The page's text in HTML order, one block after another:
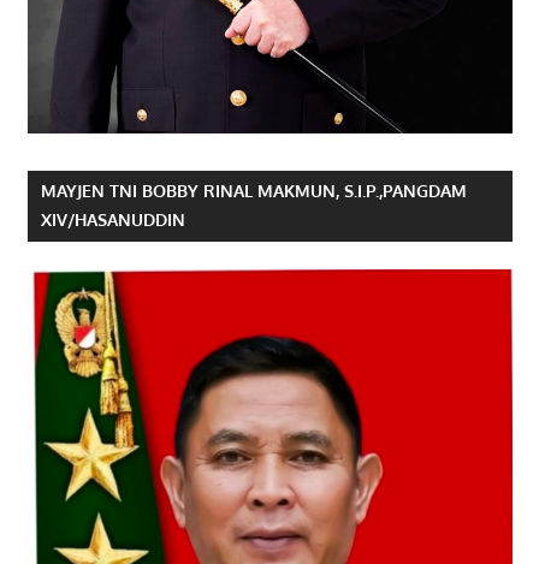
MAYJEN TNI BOBBY RINAL MAKMUN, S.I.P.,PANGDAM
XIV/HASANUDDIN